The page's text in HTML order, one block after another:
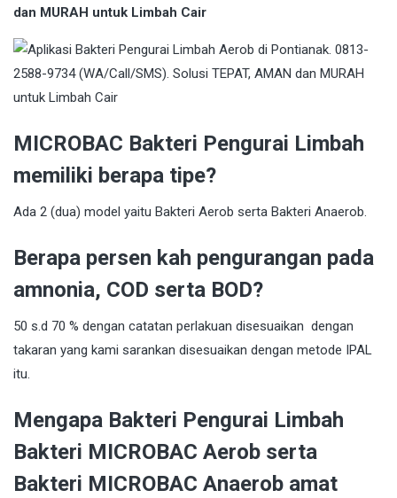
dan MURAH untuk Limbah Cair
MICROBAC Bakteri Pengurai Limbah
memiliki berapa tipe?
Ada 2 (dua) model yaitu Bakteri Aerob serta Bakteri Anaerob.
Berapa persen kah pengurangan pada
amnonia, COD serta BOD?
50 s.d 70 % dengan catatan perlakuan disesuaikan dengan
takaran yang kami sarankan disesuaikan dengan metode IPAL
itu.
Mengapa Bakteri Pengurai Limbah
Bakteri MICROBAC Aerob serta
Bakteri MICROBAC Anaerob amat